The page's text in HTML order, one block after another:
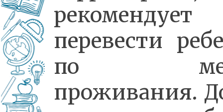
рекомендует
перевести
по
проживания.